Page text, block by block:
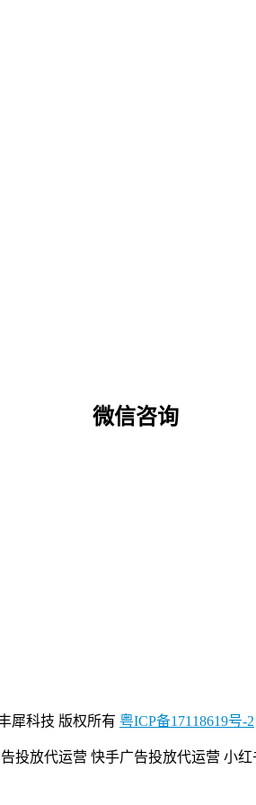
微信咨询
犀科技 版权所有 粤ICP备17118619号-2
投放代运营 快手广告投放代运营 小红